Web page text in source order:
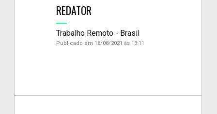
REDATOR
Trabalho Remoto - Brasil
Publicado em 18/08/2021 às 13:11